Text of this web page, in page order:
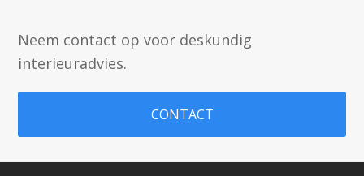
Neem contact op voor deskundig
interieuradvies.
CONTACT